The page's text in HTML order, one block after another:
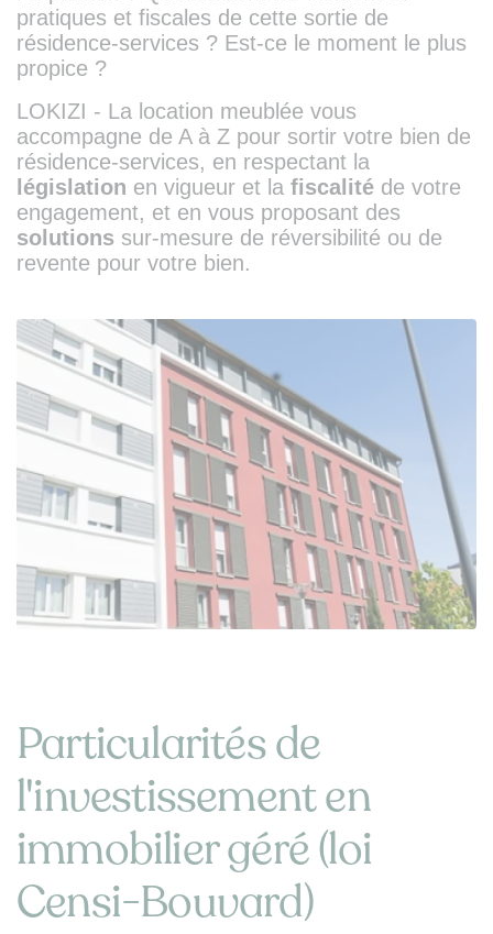
pratiques et fiscales de cette sortie de
résidence-services ? Est-ce le moment le plus
propice ?
LOKIZI - La location meublée vous
accompagne de A à Z pour sortir votre bien de
résidence-services, en respectant la
législation en vigueur et la fiscalité de votre
engagement, et en vous proposant des
solutions sur-mesure de réversibilité ou de
revente pour votre bien.
Particularités de
l'investissement en
immobilier géré (loi
Censi-Bouvard)